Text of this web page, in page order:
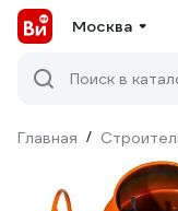
Москва
Поиск в
Главная /